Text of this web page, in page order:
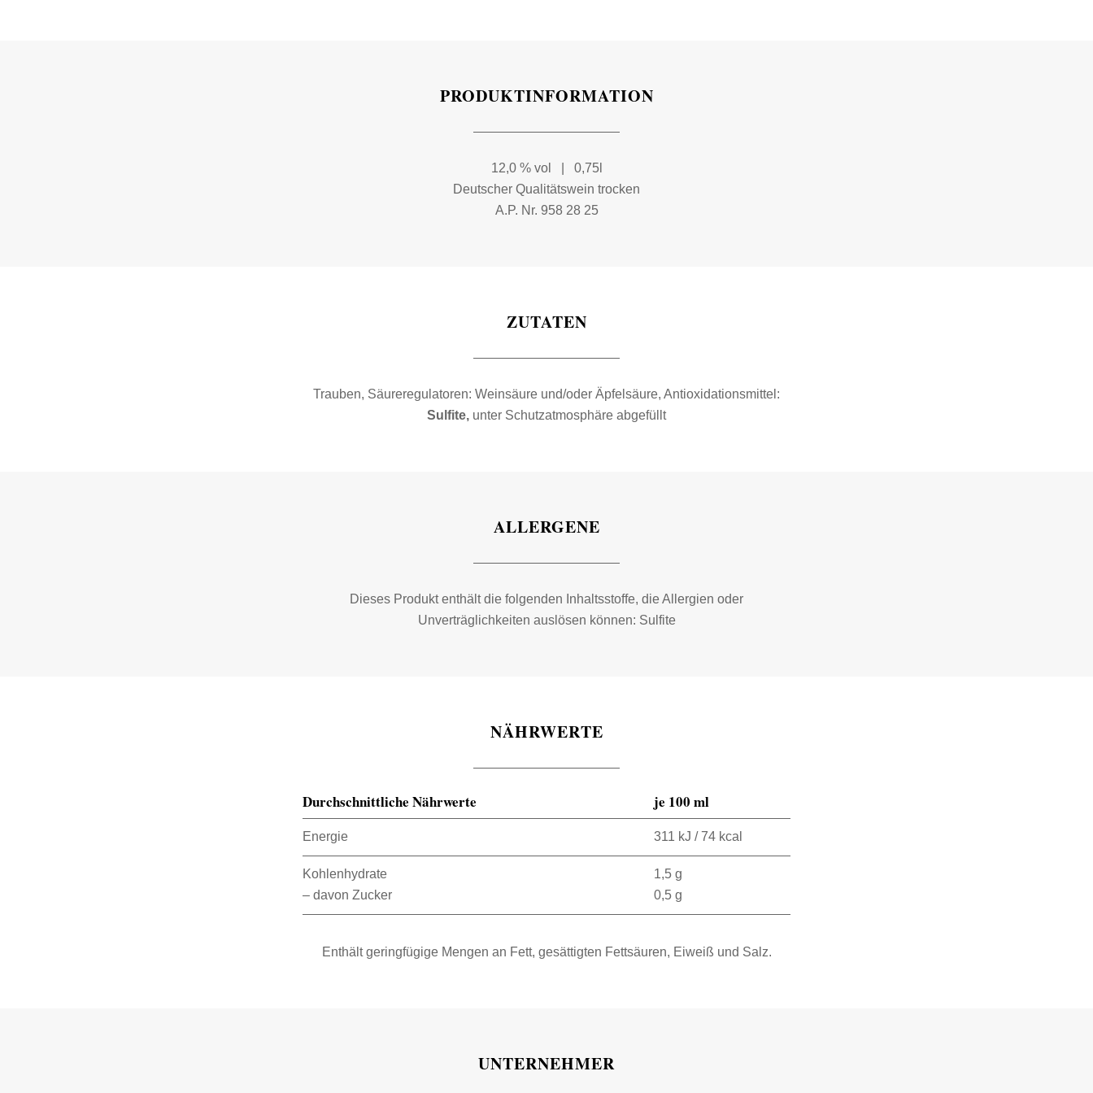
PRODUKTINFORMATION
12,0 % vol | 0,75l
Deutscher Qualitätswein trocken
A.P. Nr. 958 28 25
ZUTATEN
Trauben, Säureregulatoren: Weinsäure und/oder Äpfelsäure, Antioxidationsmittel:
Sulfite, unter Schutzatmosphäre abgefüllt
ALLERGENE
Dieses Produkt enthält die folgenden Inhaltsstoffe, die Allergien oder
Unverträglichkeiten auslösen können: Sulfite
NÄHRWERTE
Durchschnittliche Nährwerte je 100 ml
Energie 311 kJ / 74 kcal
Kohlenhydrate
– davon Zucker
1,5 g
0,5 g
Enthält geringfügige Mengen an Fett, gesättigten Fettsäuren, Eiweiß und Salz.
UNTERNEHMER